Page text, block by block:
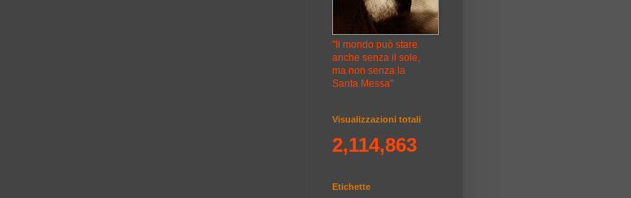
"Il mondo può stare
anche senza il sole,
ma non senza la
Santa Messa"
Visualizzazioni totali
2,114,863
Etichette